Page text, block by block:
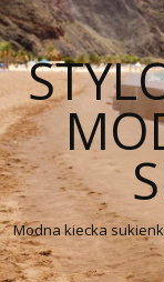
Modna kiecka